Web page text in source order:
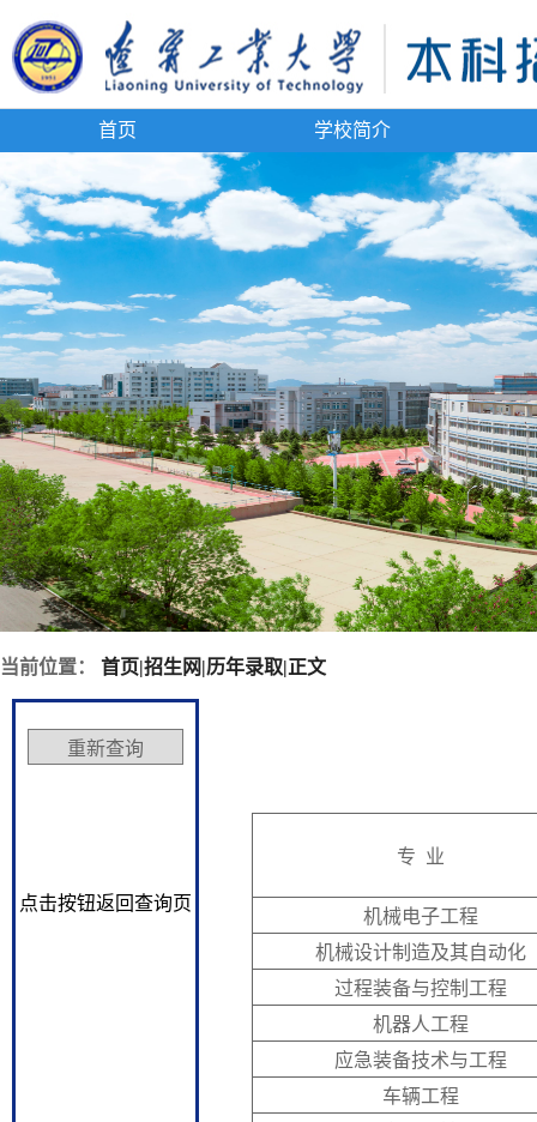
首页 学校简介
当前位置： 首页|招生网|历年录取|正文
点击按钮返回查询页
专 业
机械电子工程
机械设计制造及其自动化
过程装备与控制工程
机器人工程
应急装备技术与工程
车辆工程